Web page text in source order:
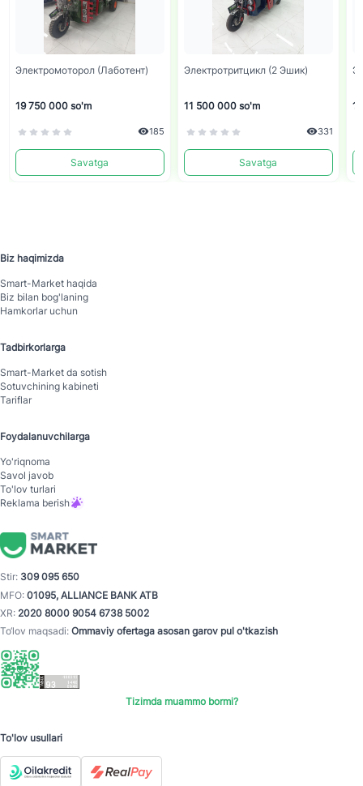
Электромоторол (Лаботент)
19 750 000 so'm
185
Savatga
Электротритцикл (2 Эшик)
11 500 000 so'm
331
Savatga
Biz haqimizda
Smart-Mаrket haqida
Biz bilan bog'laning
Hamkorlar uchun
Tadbirkorlarga
Smart-Mаrket da sotish
Sotuvchining kabineti
Tariflar
Foydalanuvchilarga
Yo'riqnoma
Savol javob
To'lov turlari
Reklama berish
Stir: 309 095 650
MFO: 01095, ALLIANCE BANK ATB
XR: 2020 8000 9054 6738 5002
To‘lov maqsadi: Ommaviy ofertaga asosan garov pul o'tkazish
Tizimda muammo bormi?
To'lov usullari